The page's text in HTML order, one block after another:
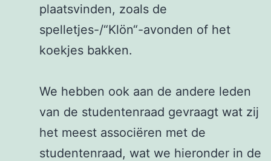
plaatsvinden, zoals de
spelletjes-/“Klön“-avonden of het
koekjes bakken.
We hebben ook aan de andere leden
van de studentenraad gevraagt wat zij
het meest associëren met de
studentenraad, wat we hieronder in de